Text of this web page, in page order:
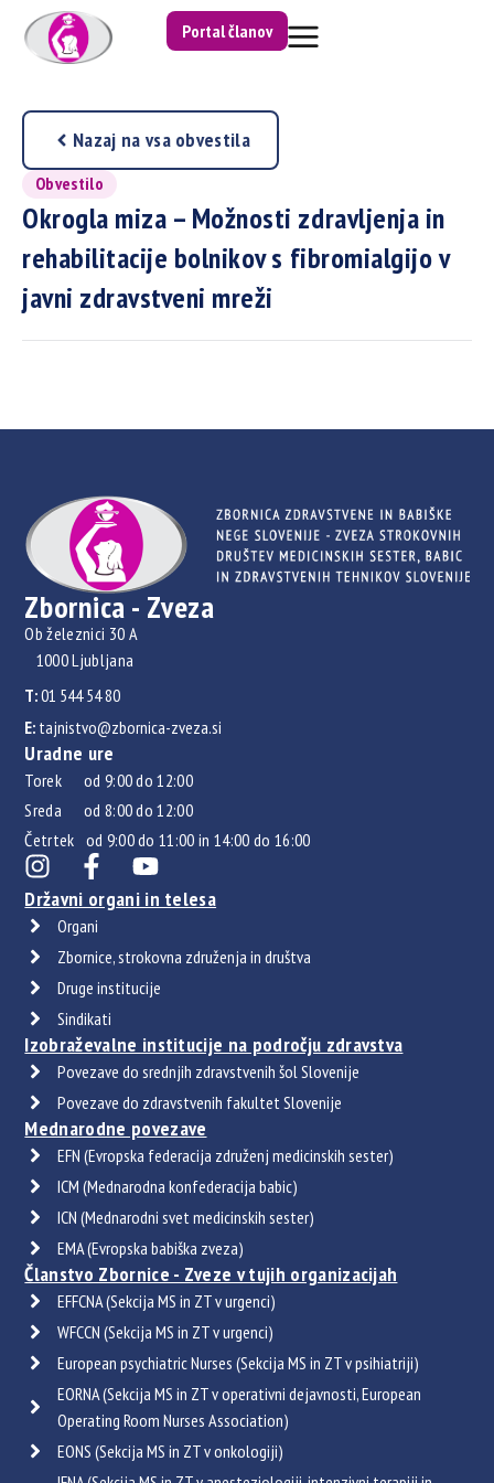
Portal članov
Nazaj na vsa obvestila
Obvestilo
Okrogla miza – Možnosti zdravljenja in
rehabilitacije bolnikov s fibromialgijo v
javni zdravstveni mreži
Zbornica - Zveza
Ob železnici 30 A
1000 Ljubljana
T:01 544 54 80
E: tajnistvo@zbornica-zveza.si
Uradne ure
Torek od 9:00 do 12:00
Sreda od 8:00 do 12:00
Četrtek od 9:00 do 11:00 in 14:00 do 16:00
Državni organi in telesa
Organi
Zbornice, strokovna združenja in društva
Druge institucije
Sindikati
Izobraževalne institucije na področju zdravstva
Povezave do srednjih zdravstvenih šol Slovenije
Povezave do zdravstvenih fakultet Slovenije
Mednarodne povezave
EFN (Evropska federacija združenj medicinskih sester)
ICM (Mednarodna konfederacija babic)
ICN (Mednarodni svet medicinskih sester)
EMA (Evropska babiška zveza)
Članstvo Zbornice - Zveze v tujih organizacijah
EFFCNA (Sekcija MS in ZT v urgenci)
WFCCN (Sekcija MS in ZT v urgenci)
European psychiatric Nurses (Sekcija MS in ZT v psihiatriji)
EORNA (Sekcija MS in ZT v operativni dejavnosti, European
Operating Room Nurses Association)
EONS (Sekcija MS in ZT v onkologiji)